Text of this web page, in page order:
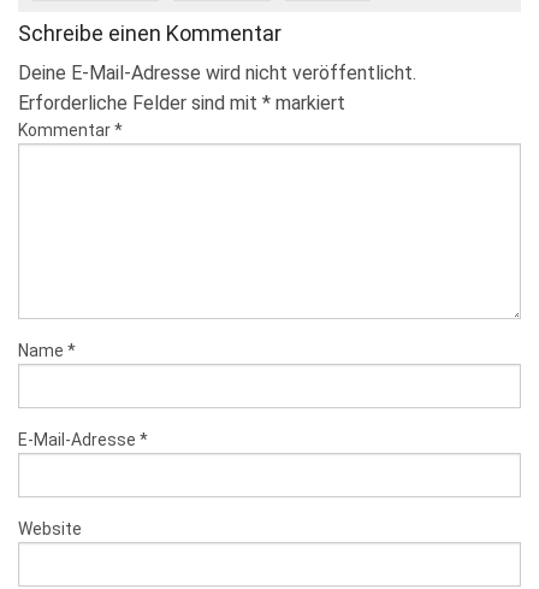
Schreibe einen Kommentar
Deine E-Mail-Adresse wird nicht veröffentlicht.
Erforderliche Felder sind mit * markiert
Kommentar*
Name *
E-Mail-Adresse *
Website